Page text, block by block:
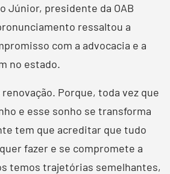
Júnior, presidente da OAB
ressaltou a
com a advocacia e a
no estado.
Porque, toda vez que
e esse sonho se transforma
tem que acreditar que tudo
fazer e se compromete a
temos trajetórias semelhantes,